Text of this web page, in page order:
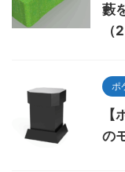
藪
（
ポ
の